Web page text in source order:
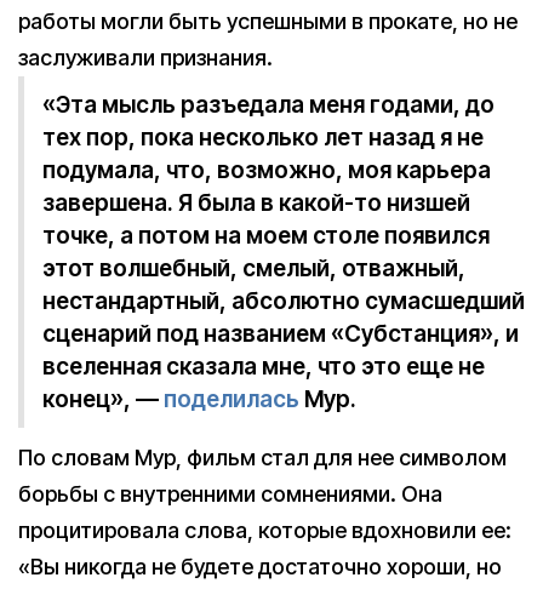
работы могли быть успешными в прокате, но не
заслуживали признания.
«Эта мысль разъедала меня годами, до
тех пор, пока несколько лет назад я не
подумала, что, возможно, моя карьера
завершена. Я была в какой-то низшей
точке, а потом на моем столе появился
этот волшебный, смелый, отважный,
нестандартный, абсолютно сумасшедший
сценарий под названием «Субстанция», и
вселенная сказала мне, что это еще не
конец», — поделилась Мур.
По словам Мур, фильм стал для нее символом
борьбы с внутренними сомнениями. Она
процитировала слова, которые вдохновили ее:
«Вы никогда не будете достаточно хороши, но